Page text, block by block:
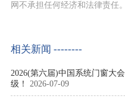
网不承担任何经济和法律责任。
相关新闻 --------
2026(第六届)中国系统门窗大
级！
2026-07-09